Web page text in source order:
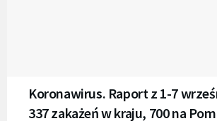
Koronawirus. Raport z 1-7
337 zakażeń w kraju, 700 na